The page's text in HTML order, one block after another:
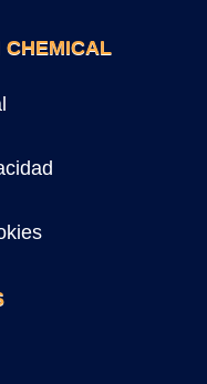
CHEMICAL